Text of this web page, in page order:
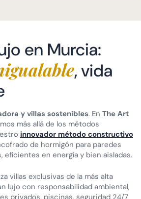
en Murcia:
, vida
y villas sostenibles. En The Art
más allá de los métodos
innovador método constructivo
de hormigón para paredes
eficientes en energía y bien aisladas.
villas exclusivas de la más alta
lujo con responsabilidad ambiental,
privados, piscinas, seguridad 24/7